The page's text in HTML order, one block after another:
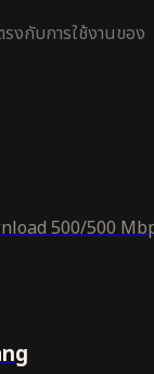
งกับการใช้งานของ
500/500